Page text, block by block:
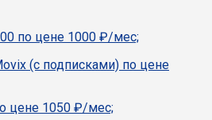
по цене 1000 ₽/мес;
(с подписками) по цене
цене 1050 ₽/мес;